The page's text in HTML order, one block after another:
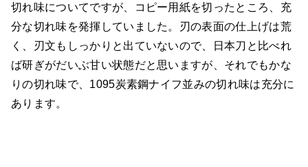
切れ味についてですが、コピー用紙を切ったところ、充
分な切れ味を発揮していました。刃の表面の仕上げは荒
く、刃文もしっかりと出ていないので、日本刀と比べれ
ば研ぎがだいぶ甘い状態だと思いますが、それでもかな
りの切れ味で、1095炭素鋼ナイフ並みの切れ味は充分に
あります。